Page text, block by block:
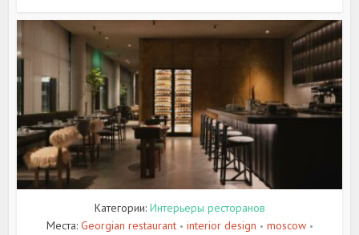
Категории: Интерьеры ресторанов
Места: Georgian restaurant • interior design • moscow •